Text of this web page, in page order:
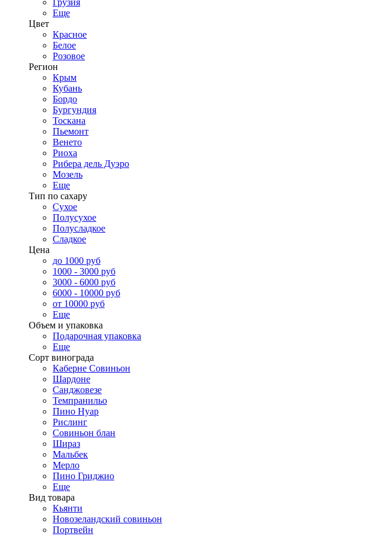
Грузия
Еще
Цвет
Красное
Белое
Розовое
Регион
Крым
Кубань
Бордо
Бургундия
Тоскана
Пьемонт
Венето
Риоха
Рибера дель Дуэро
Мозель
Еще
Тип по сахару
Сухое
Полусухое
Полусладкое
Сладкое
Цена
до 1000 руб
1000 - 3000 руб
3000 - 6000 руб
6000 - 10000 руб
от 10000 руб
Еще
Объем и упаковка
Подарочная упаковка
Еще
Сорт винограда
Каберне Совиньон
Шардоне
Санджовезе
Темпранильо
Пино Нуар
Рислинг
Совиньон блан
Шираз
Мальбек
Мерло
Пино Гриджио
Еще
Вид товара
Кьянти
Новозеландский совиньон
Портвейн